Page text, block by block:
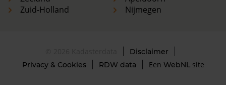
Zuid-Holland
Nijmegen
Disclaimer
Privacy & Cookies
RDW data Een WebNLsite